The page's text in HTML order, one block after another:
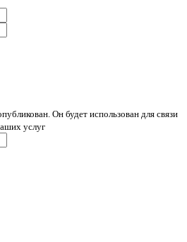
Он будет использован для связи
услуг